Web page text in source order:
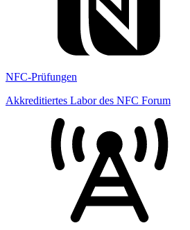
NFC-Prüfungen
Akkreditiertes Labor des NFC Forum